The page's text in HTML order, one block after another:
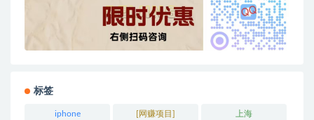
标签
iphone [网赚项目] 上海